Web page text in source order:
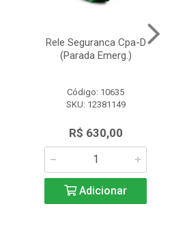
Rele Seguranca Cpa-D
(Parada Emerg.)
Código: 10635
SKU: 12381149
R$ 630,00
Adicionar